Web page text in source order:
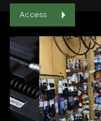
Access